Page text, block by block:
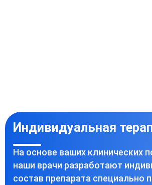
Индивидуальная
На основе ваших клинических
наши врачи разработают
состав препарата специально